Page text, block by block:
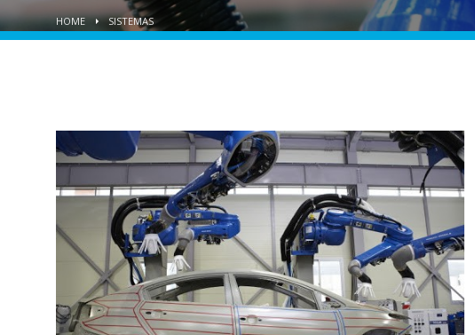
HOME SISTEMAS